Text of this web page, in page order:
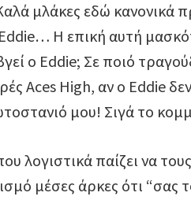
μλάκες εδώ κανονικά
Η επική αυτή
ο Eddie; Σε ποιό
Aces High, αν ο Eddie
μου! Σιγά το
λογιστικά παίζει να
μέσες άρκες ότι “σας